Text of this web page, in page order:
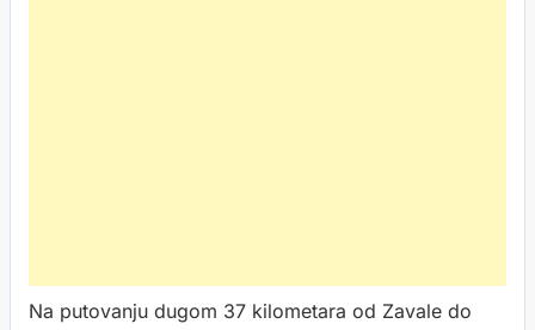
Na putovanju dugom 37 kilometara od Zavale do